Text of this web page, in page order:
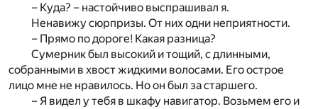
– Куда? – настойчиво выспрашивал я.
Ненавижу сюрпризы. От них одни неприятности.
– Прямо по дороге! Какая разница?
Сумерник был высокий и тощий, с длинными,
собранными в хвост жидкими волосами. Его острое
лицо мне не нравилось. Но он был за старшего.
– Я видел у тебя в шкафу навигатор. Возьмем его и